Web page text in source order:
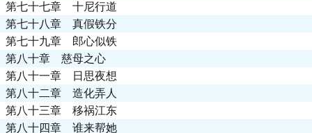
第七十七章 十尼行道
第七十八章 真假铁分
第七十九章 郎心似铁
第八十章 慈母之心
第八十一章 日思夜想
第八十二章 造化弄人
第八十三章 移祸江东
第八十四章 谁来帮她